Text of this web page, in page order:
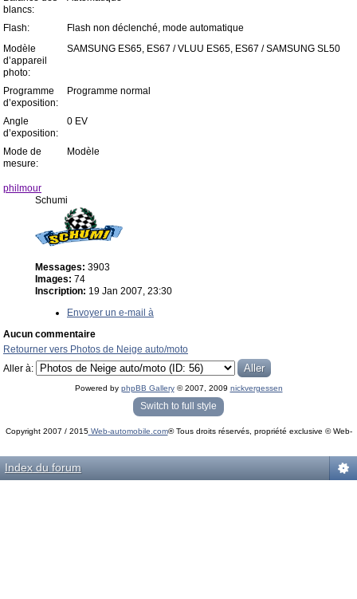
blancs:
Flash:
Flash non déclenché, mode automatique
Modèle
d’appareil
photo:
SAMSUNG ES65, ES67 / VLUU ES65, ES67 / SAMSUNG SL50
Programme
d’exposition:
Programme normal
Angle
d’exposition:
0 EV
Mode de
mesure:
Modèle
philmour
Schumi
Messages: 3903
Images: 74
Inscription: 19 Jan 2007, 23:30
Envoyer un e-mail à
Aucun commentaire
Retourner vers Photos de Neige auto/moto
Aller à:
Powered by phpBB Gallery© 2007, 2009 nickvergessen
« phpBB Gallery » - Traduction française par
darky
Switch to full style
Copyright 2007 / 2015Web-automobile.com® Tous droits réservés, propriété exclusive © Web-
Index du forum